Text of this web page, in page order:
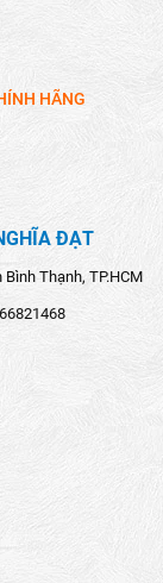
HÃNG
ĐẠT
Thạnh, TP.HCM